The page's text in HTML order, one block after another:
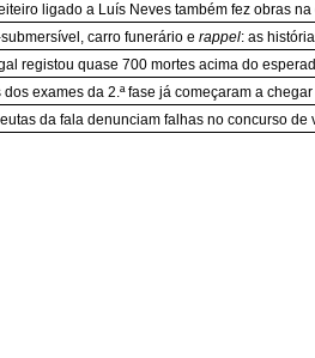
ligado a Luís Neves também fez obras
carro funerário e rappel: as
registou quase 700 mortes acima do
dos exames da 2.ª fase já começaram a
da fala denunciam falhas no concurso